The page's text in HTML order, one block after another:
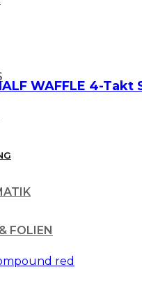
FOLIEN
WAFFLE 4-Takt